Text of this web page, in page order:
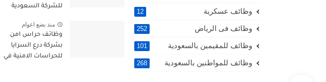
وظائف عسكرية 12
وظائف فى الرياض 252
وظائف للمقيمين بالسعودية 101
وظائف للمواطنين بالسعودية 268
للشركة السعودية
ومقاول لأرامكو
السعودية
منذ بضع اعوام
وظائف حراس امن
بشركة درع السرايا
للحراسات الامنية في